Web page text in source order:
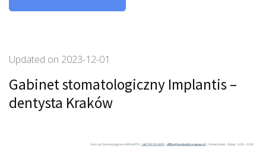
Updated on 2023-12-01
Gabinet stomatologiczny Implantis –
dentysta Kraków